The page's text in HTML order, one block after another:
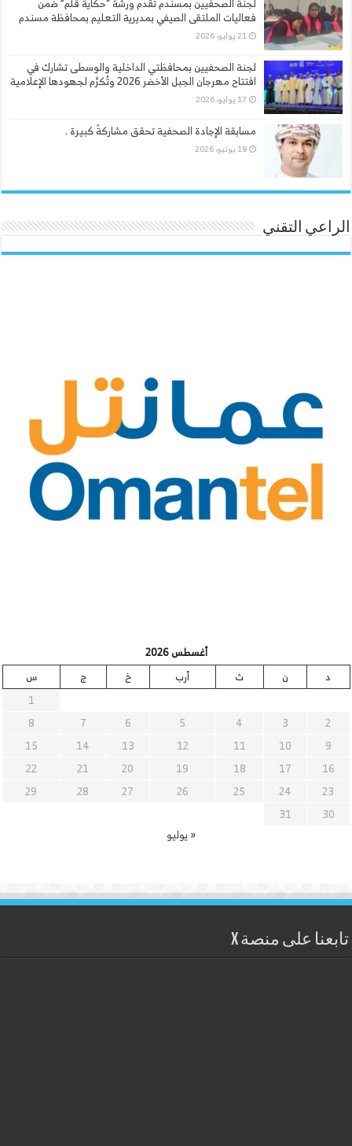
فعاليات الملتقى الصيفي بمديرية التعليم بمحافظة مسندم
21 يوليو، 2026
لجنة الصحفيين بمحافظتي الداخلية والوسطى تشارك في
افتتاح مهرجان الجبل الأخضر 2026 وتُكرَّم لجهودها الإعلامية
17 يوليو، 2026
مسابقة الإجادة الصحفية تحقق مشاركةً كبيرة .
18 يونيو، 2026
الراعي التقني
أغسطس 2026
د
ن ث أرب خ ج
س
1
2
3
4
5
6
7
8
9
10
11
12
13
14
15
16
17
18
19
20
21
22
23
24
25
26
27
28
29
30
31
« يوليو
تابعنا على منصة X